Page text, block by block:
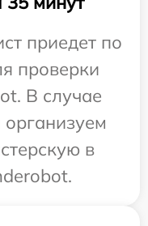
приедет по
проверки
В случае
в